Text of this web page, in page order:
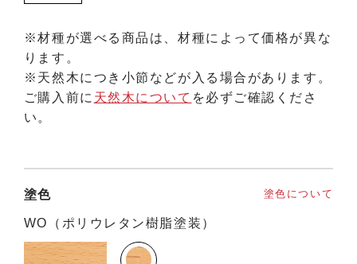
※材種が選べる商品は、材種によって価格が異な
ります。
※天然木につき小節などが入る場合があります。
ご購入前に 天然木について を必ずご確認くださ
い。
塗色 塗色について
WO（ポリウレタン樹脂塗装）